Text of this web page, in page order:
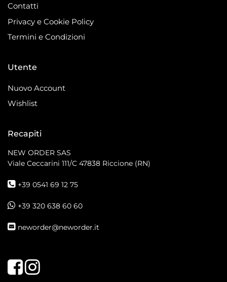
Contatti
Privacy e Cookie Policy
Termini e Condizioni
Utente
Nuovo Account
Wishlist
Recapiti
NEW ORDER SAS
Viale Ceccarini 111/C 47838 Riccione (RN)
+39 0541 69 12 75
+39 320 638 60 60
neworder@neworder.it
FacebookInstagram